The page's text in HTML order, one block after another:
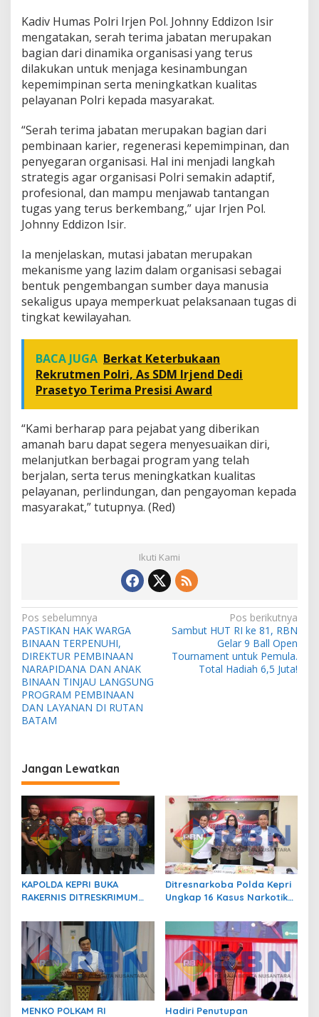
Kadiv Humas Polri Irjen Pol. Johnny Eddizon Isir
mengatakan, serah terima jabatan merupakan
bagian dari dinamika organisasi yang terus
dilakukan untuk menjaga kesinambungan
kepemimpinan serta meningkatkan kualitas
pelayanan Polri kepada masyarakat.
“Serah terima jabatan merupakan bagian dari
pembinaan karier, regenerasi kepemimpinan, dan
penyegaran organisasi. Hal ini menjadi langkah
strategis agar organisasi Polri semakin adaptif,
profesional, dan mampu menjawab tantangan
tugas yang terus berkembang,” ujar Irjen Pol.
Johnny Eddizon Isir.
Ia menjelaskan, mutasi jabatan merupakan
mekanisme yang lazim dalam organisasi sebagai
bentuk pengembangan sumber daya manusia
sekaligus upaya memperkuat pelaksanaan tugas di
tingkat kewilayahan.
BACA JUGA Berkat Keterbukaan
Rekrutmen Polri, As SDM Irjend Dedi
Prasetyo Terima Presisi Award
“Kami berharap para pejabat yang diberikan
amanah baru dapat segera menyesuaikan diri,
melanjutkan berbagai program yang telah
berjalan, serta terus meningkatkan kualitas
pelayanan, perlindungan, dan pengayoman kepada
masyarakat,” tutupnya. (Red)
Ikuti Kami
N
a
v
i
g
a
i
p
o
s
Pos sebelumnya
PASTIKAN HAK WARGA
BINAAN TERPENUHI,
DIREKTUR PEMBINAAN
NARAPIDANA DAN ANAK
BINAAN TINJAU LANGSUNG
PROGRAM PEMBINAAN
DAN LAYANAN DI RUTAN
BATAM
Pos berikutnya
Sambut HUT RI ke 81, RBN
Gelar 9 Ball Open
Tournament untuk Pemula.
Total Hadiah 6,5 Juta!
Jangan Lewatkan
KAPOLDA KEPRI BUKA
RAKERNIS DITRESKRIMUM
POLRI DAN KEJAKSAAN
Ditresnarkoba Polda Kepri
Ungkap 16 Kasus Narkotika,
MENKO POLKAM RI Hadiri Penutupan